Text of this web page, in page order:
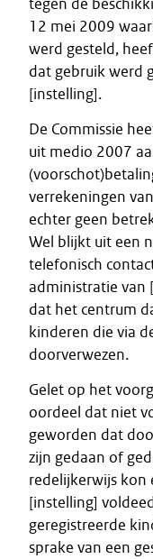
tegen de
12 mei 2009
werd gesteld,
dat gebruik werd
[instelling].
De Commissie
uit medio 2007
verrekeningen
echter geen
Wel blijkt uit een
telefonisch
administratie van
dat het centrum
kinderen die via
doorverwezen.
Gelet op het
oordeel dat niet
geworden dat
zijn gedaan of
redelijkerwijs kon
[instelling]
geregistreerde
sprake van een